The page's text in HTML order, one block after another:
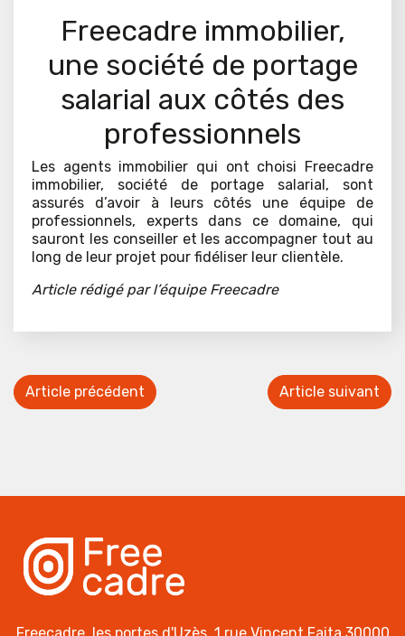
Freecadre immobilier,
une société de portage
salarial aux côtés des
professionnels
Les agents immobilier qui ont choisi Freecadre
immobilier, société de portage salarial, sont
assurés d’avoir à leurs côtés une équipe de
professionnels, experts dans ce domaine, qui
sauront les conseiller et les accompagner tout au
long de leur projet pour fidéliser leur clientèle.
Article rédigé par l’équipe Freecadre
Article précédent Article suivant